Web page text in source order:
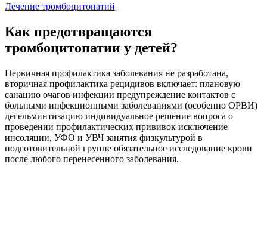
Лечение тромбоцитопатий
Как предотвращаются
тромбоцитопатии у детей?
Первичная профилактика заболевания не разработана,
вторичная профилактика рецидивов включает: плановую
санацию очагов инфекции предупреждение контактов с
больными инфекционными заболеваниями (особенно ОРВИ)
дегельминтизацию индивидуальное решение вопроса о
проведении профилактических прививок исключение
инсоляции, УФО и УВЧ занятия физкультурой в
подготовительной группе обязательное исследование крови
после любого перенесенного заболевания.